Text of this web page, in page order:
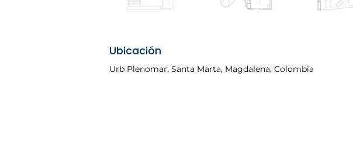
Ubicación
Urb Plenomar, Santa Marta, Magdalena, Colombia